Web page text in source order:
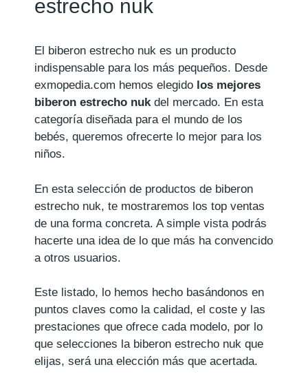
estrecho nuk
El biberon estrecho nuk es un producto
indispensable para los más pequeños. Desde
exmopedia.com hemos elegido los mejores
biberon estrecho nukdel mercado. En esta
categoría diseñada para el mundo de los
bebés, queremos ofrecerte lo mejor para los
niños.
En esta selección de productos de biberon
estrecho nuk, te mostraremos los top ventas
de una forma concreta. A simple vista podrás
hacerte una idea de lo que más ha convencido
a otros usuarios.
Este listado, lo hemos hecho basándonos en
puntos claves como la calidad, el coste y las
prestaciones que ofrece cada modelo, por lo
que selecciones la biberon estrecho nuk que
elijas, será una elección más que acertada.